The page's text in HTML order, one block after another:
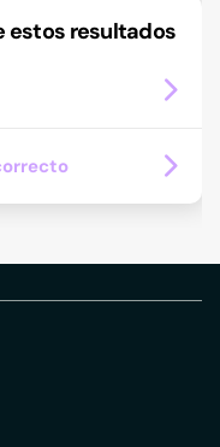
estos resultados